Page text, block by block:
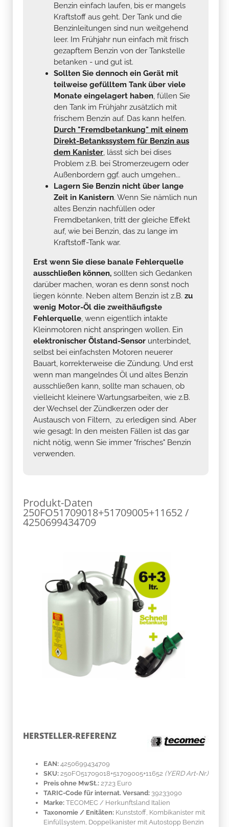
Benzin einfach laufen, bis er mangels
Kraftstoff aus geht. Der Tank und die
Benzinleitungen sind nun weitgehend
leer. Im Frühjahr nun einfach mit frisch
gezapftem Benzin von der Tankstelle
betanken - und gut ist.
Sollten Sie dennoch ein Gerät mit
teilweise gefülltem Tank über viele
Monate eingelagert haben, füllen Sie
den Tank im Frühjahr zusätzlich mit
frischem Benzin auf. Das kann helfen.
Durch "Fremdbetankung" mit einem
Direkt-Betankssystem für Benzin aus
dem Kanister, lässt sich bei dises
Problem z.B. bei Stromerzeugern oder
Außenbordern ggf. auch umgehen...
Lagern Sie Benzin nicht über lange
Zeit in Kanistern. Wenn Sie nämlich nun
altes Benzin nachfüllen oder
Fremdbetanken, tritt der gleiche Effekt
auf, wie bei Benzin, das zu lange im
Kraftstoff-Tank war.
Erst wenn Sie diese banale Fehlerquelle
ausschließen können, sollten sich Gedanken
darüber machen, woran es denn sonst noch
liegen könnte. Neben altem Benzin ist z.B. zu
wenig Motor-Öl die zweithäufigste
Fehlerquelle, wenn eigentlich intakte
Kleinmotoren nicht anspringen wollen. Ein
elektronischer Ölstand-Sensor unterbindet,
selbst bei einfachsten Motoren neuerer
Bauart, korrekterweise die Zündung. Und erst
wenn man mangelndes Öl und altes Benzin
ausschließen kann, sollte man schauen, ob
vielleicht kleinere Wartungsarbeiten, wie z.B.
der Wechsel der Zündkerzen oder der
Austausch von Filtern, zu erledigen sind. Aber
wie gesagt: In den meisten Fällen ist das gar
nicht nötig, wenn Sie immer "frisches" Benzin
verwenden.
Produkt-Daten
250FO51709018+51709005+11652 /
4250699434709
HERSTELLER-REFERENZ
EAN: 4250699434709
SKU: 250FO51709018+51709005+11652 (YERD Art-Nr.)
Preis ohne MwSt.: 27.23 Euro
TARIC-Code für internat. Versand: 39233090
Marke: TECOMEC / Herkunftsland Italien
Taxonomie / Enitäten: Kunststoff , Kombikanister mit
Einfüllsystem, Doppelkanister mit Autostopp Benzin